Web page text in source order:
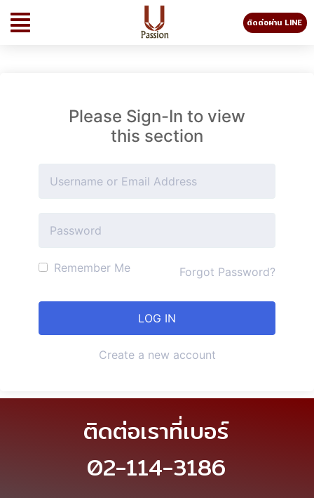
ติดต่อผ่าน LINE
Please Sign-In to view
this section
Remember Me Forgot Password?
Create a new account
ติดต่อเราที่เบอร์
02-114-3186